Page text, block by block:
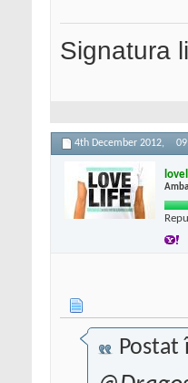
Signatura
4th December 2012,
Postat